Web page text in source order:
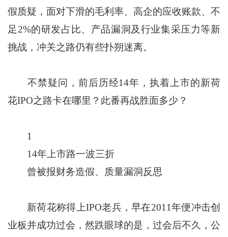
假质疑，面对下滑的毛利率、高企的应收账款、不
足2%的研发占比、产品漏洞及行业集采压力等新
挑战，冲关之路仍有些扑朔迷离。
不禁疑问，前后历经14年，执着上市的新荷
花IPO之路卡在哪里？此番再战胜面多少？
1
14年上市路一波三折
曾被报财务造假、质量漏洞反思
新荷花称得上IPO老兵，早在2011年便冲击创
业板并成功过会，然跌眼球的是，过会后不久，公